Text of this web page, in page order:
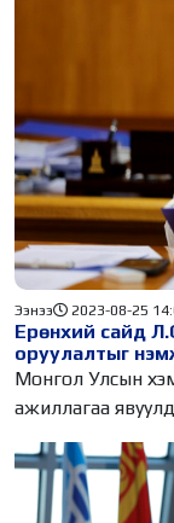
Ерөнхий сайд
оруулалтыг
болгох хэрэгтэй
Ээнээ 2023-08-25
Монгол Улсын
ажиллагаа